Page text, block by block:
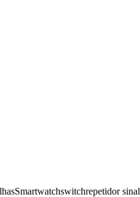
Smartwatchswitchrepetidor sinal